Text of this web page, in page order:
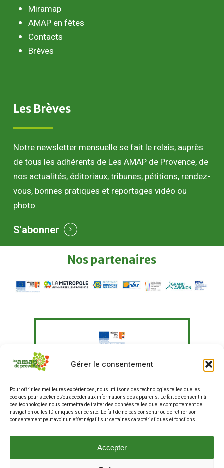
Gérer le consentement
Pour offrir les meilleures expériences, nous utilisons des technologies telles que les
cookies pour stocker et/ou accéder aux informations des appareils. Le fait de consentir à
ces technologies nous permettra de traiter des données telles que le comportement de
navigation ou les ID uniques sur ce site. Le fait de ne pas consentir ou de retirer son
consentement peut avoir un effet négatif sur certaines caractéristiques et fonctions.
Accepter
Miramap
AMAP en fêtes
Contacts
Brèves
Les Brèves
Notre newsletter mensuelle se fait le relais, auprès
de tous les adhérents de Les AMAP de Provence, de
nos actualités, éditoriaux, tribunes, pétitions, rendez-
vous, bonnes pratiques et reportages vidéo ou
photo.
S'abonner
Nos partenaires
Le Fonds Européen Agricole pour le
d'actions visant à "Agir pour une
alimentation plus durable en
entreprises et restauration hors
domicile, et renforcer les liens entre
La production de ce site internet a fait
partie de ce programme.